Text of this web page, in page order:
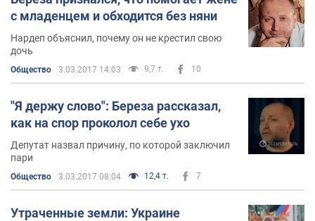
с младенцем и обходится без няни
Нардеп объяснил, почему он не крестил свою
дочь
Общество 3.03.2017 14:03 9,7 т. 10
"Я держу слово": Береза рассказал,
как на спор проколол себе ухо
Депутат назвал причину, по которой заключил
пари
Общество 3.03.2017 08:04 12,4 т. 7
Утраченные земли: Украине